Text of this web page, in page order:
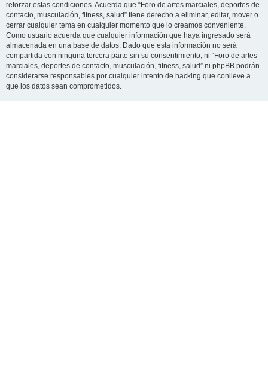
reforzar estas condiciones. Acuerda que “Foro de artes marciales, deportes de
contacto, musculación, fitness, salud” tiene derecho a eliminar, editar, mover o
cerrar cualquier tema en cualquier momento que lo creamos conveniente.
Como usuario acuerda que cualquier información que haya ingresado será
almacenada en una base de datos. Dado que esta información no será
compartida con ninguna tercera parte sin su consentimiento, ni “Foro de artes
marciales, deportes de contacto, musculación, fitness, salud” ni phpBB podrán
considerarse responsables por cualquier intento de hacking que conlleve a
que los datos sean comprometidos.